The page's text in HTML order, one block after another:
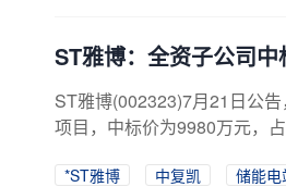
ST雅博：全资子公司
ST雅博(002323)7月21日公
项目，中标价为9980万元，
*ST雅博 中复凯
储能电